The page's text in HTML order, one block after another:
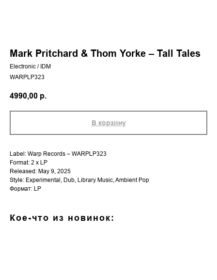
Mark Pritchard & Thom Yorke – Tall Tales
Electronic / IDM
WARPLP323
4990,00 р.
В корзину
Label: Warp Records – WARPLP323
Format: 2 x LP
Released: May 9, 2025
Style: Experimental, Dub, Library Music, Ambient Pop
Формат: LP
Кое-что из новинок: